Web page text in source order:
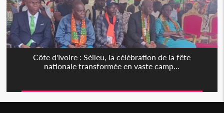
Côte d'Ivoire : Séileu, la célébration de la fête
nationale transformée en vaste camp...